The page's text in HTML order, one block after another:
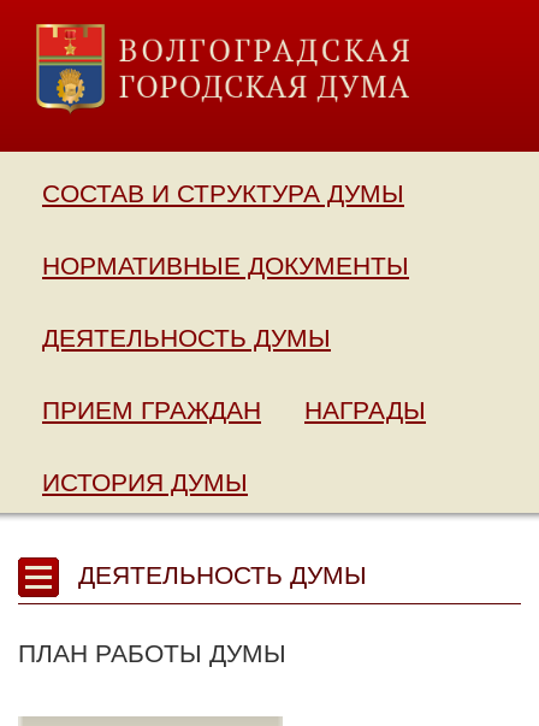
СОСТАВ И СТРУКТУРА ДУМЫ
НОРМАТИВНЫЕ ДОКУМЕНТЫ
ДЕЯТЕЛЬНОСТЬ ДУМЫ
ПРИЕМ ГРАЖДАН НАГРАДЫ
ИСТОРИЯ ДУМЫ
ДЕЯТЕЛЬНОСТЬ ДУМЫ
ПЛАН РАБОТЫ ДУМЫ